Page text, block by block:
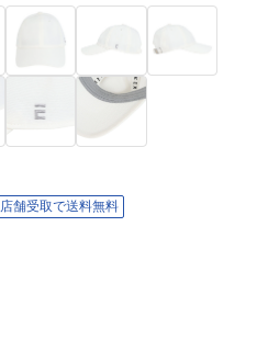
店舗受取で送料無料